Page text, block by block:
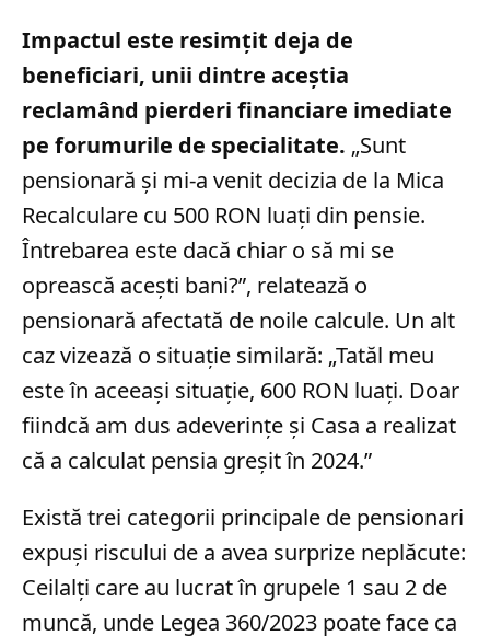
Impactul este resimțit deja de
beneficiari, unii dintre aceștia
reclamând pierderi financiare imediate
pe forumurile de specialitate. „Sunt
pensionară și mi-a venit decizia de la Mica
Recalculare cu 500 RON luați din pensie.
Întrebarea este dacă chiar o să mi se
oprească acești bani?”, relatează o
pensionară afectată de noile calcule. Un alt
caz vizează o situație similară: „Tatăl meu
este în aceeași situație, 600 RON luați. Doar
fiindcă am dus adeverințe și Casa a realizat
că a calculat pensia greșit în 2024.”
Există trei categorii principale de pensionari
expuși riscului de a avea surprize neplăcute:
Ceilalți care au lucrat în grupele 1 sau 2 de
muncă, unde Legea 360/2023 poate face ca